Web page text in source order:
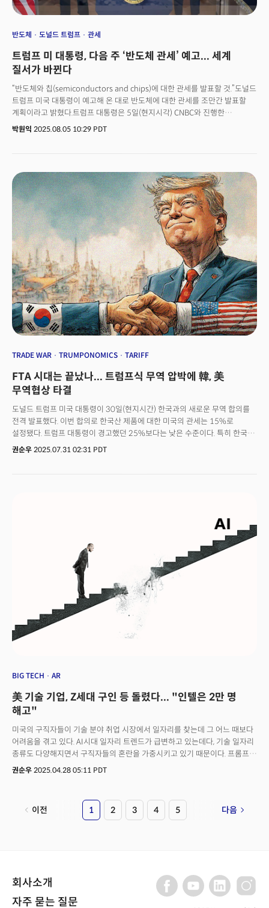
반도체 도널드 트럼프 관세
트럼프 미 대통령, 다음 주 ‘반도체 관세’ 예고... 세계
질서가 바뀐다
“반도체와 칩(semiconductors and chips)에 대한 관세를 발표할 것.”도널드
트럼프 미국 대통령이 예고해 온 대로 반도체에 대한 관세를 조만간 발표할
계획이라고 밝혔다.트럼프 대통령은 5일(현지시각) CNBC와 진행한
인터뷰에서 품목별 관세 발표 예정 시한에 대해 “다음주 정도(within the
자동차, 반도체 등을 관세 대상에서 제외한 바 있다. 공급망적으로 매우 중요한
산업인 만큼 별도의 기준을 두기 위해서였다.현재 미국은 자동차와 철강·
알루미늄 제품에 각각 25%, 50%의 품목 관세를 책정, 적용 중이다. 한미 무역
협정 타결로 한국 대상 상호관세는 오는 7일부터(현지시각) 15% 세율로
적용되는 가운데, 자동차 품목 관세는 15%로 낮추기로 합의가 됐다. 향후
미국 정부가 지정한 날로부터 자동차 관세는 현재의 25%에서 15%로 10%
포인트 낮아진다.
박원익 2025.08.05 10:29 PDT
TRADE WAR TRUMPONOMICS TARIFF
FTA 시대는 끝났나... 트럼프식 무역 압박에 韓, 美
무역협상 타결
도널드 트럼프 미국 대통령이 30일(현지시간) 한국과의 새로운 무역 합의를
전격 발표했다. 이번 합의로 한국산 제품에 대한 미국의 관세는 15%로
설정됐다. 트럼프 대통령이 경고했던 25%보다는 낮은 수준이다. 특히 한국산
자동차에 대한 관세는 25%에서 15%로 낮춰지며 일단 봉합 수순에
협정은 한국 수출산업의 불확실성을 제거했다”고 평가했다. 그러면서 미국 내
조선업 진출을 포함해 반도체·에너지·기술 분야에 대규모 투자를 단행할
것임을 시사했다. 한국 정부에 따르면 3500억 달러 중 1500억 달러는 조선업
재건에, 나머지는 반도체 및 에너지 산업에 투입된다.이번 합의는 최근 미국이
일본, 유럽연합(EU), 필리핀, 인도네시아, 베트남 등과 잇따라 체결한 아시아
무역협정의 연장선상에서 이뤄진 것이다. 아직 말레이시아, 대만, 태국, 인도
등과는 합의가 이뤄지지 않았다.
권순우 2025.07.31 02:31 PDT
BIG TECH AR
美 기술 기업, Z세대 구인 등 돌렸다... "인텔은 2만 명
해고"
미국의 구직자들이 기술 분야 취업 시장에서 일자리를 찾는데 그 어느 때보다
어려움을 겪고 있다. AI시대 일자리 트렌드가 급변하고 있는데다, 기술 일자리
종류도 다양해지면서 구직자들의 혼란을 가중시키고 있기 때문이다. 프롬프트
엔지니어가 대표적인 사례다. 지난 2023년 프롬프트 엔지니어는 20만달러의
사실상 쓸모없는 직업이 됐다. 실제 마이크로소프트가 31개국 3만 1000명의
근로자를 대상으로 실시한 설문조사 결과에 따르면 향후 12~18개월 내
여기에 시이어, 어소시에이트, 스페셜리스트 같은 수식어가 붙으면서 혼란을
가중하고 있다. 월스트리트저널(WSJ)은 "기술 관련 직업의 직함이 어느
때보다 다양해지고 있다"며 "직업에 대한 명칭과 정의에 대한 업계 표준이
권순우 2025.04.28 05:11 PDT
이전 1 2 3 4 5 다음
회사소개
자주 묻는 질문